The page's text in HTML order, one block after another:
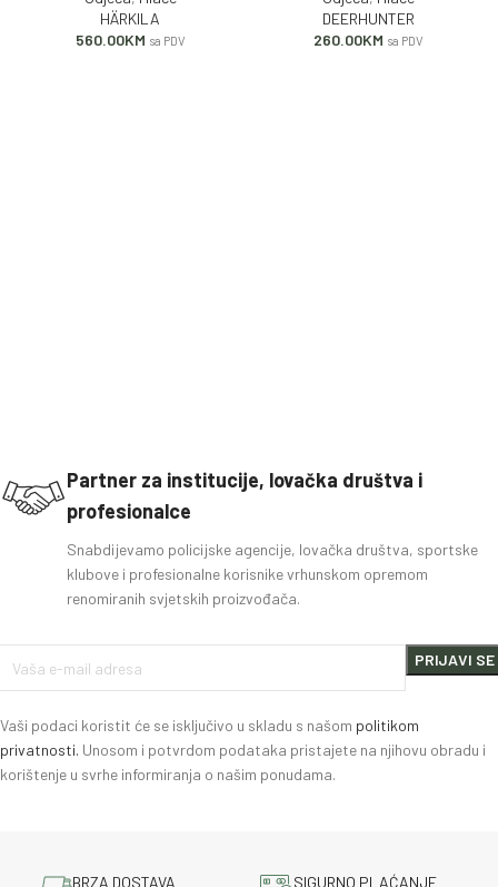
HÄRKILA
560.00KM sa PDV
DEERHUNTER
260.00KM sa PDV
Partner za institucije, lovačka društva i
profesionalce
Snabdijevamo policijske agencije, lovačka društva, sportske
klubove i profesionalne korisnike vrhunskom opremom
renomiranih svjetskih proizvođača.
Vaši podaci koristit će se isključivo u skladu s našom politikom
privatnosti. Unosom i potvrdom podataka pristajete na njihovu obradu i
korištenje u svrhe informiranja o našim ponudama.
BRZA DOSTAVA SIGURNO PLAĆANJE